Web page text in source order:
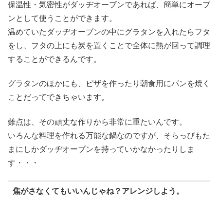
保温性・気密性がダッヂオーブンであれば、簡単にオーブ
ンとして使うことができます。
温めていたダッヂオーブンの中にグラタンを入れたらフタ
をし、フタの上にも炭を置くことで全体に熱が回って調理
することができるんです。
グラタンのほかにも、ピザを作ったり朝食用にパンを焼く
ことだってできちゃいます。
難点は、その頑丈な作りから非常に重たいんです。
いろんな料理を作れる万能な鍋なのですが、そらっぴもた
まにしかダッヂオーブンを持っていかなかったりしま
す・・・
焦がさなくてもいいんじゃね？アレンジしよう。